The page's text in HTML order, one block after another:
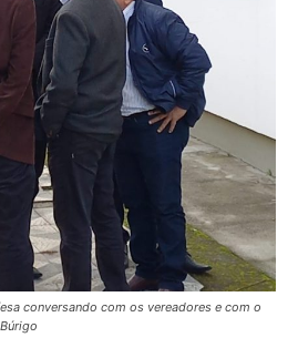
conversando com os vereadores e com o